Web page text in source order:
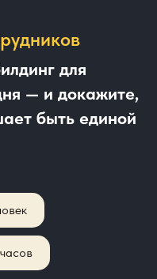
для
— и докажите,
быть единой